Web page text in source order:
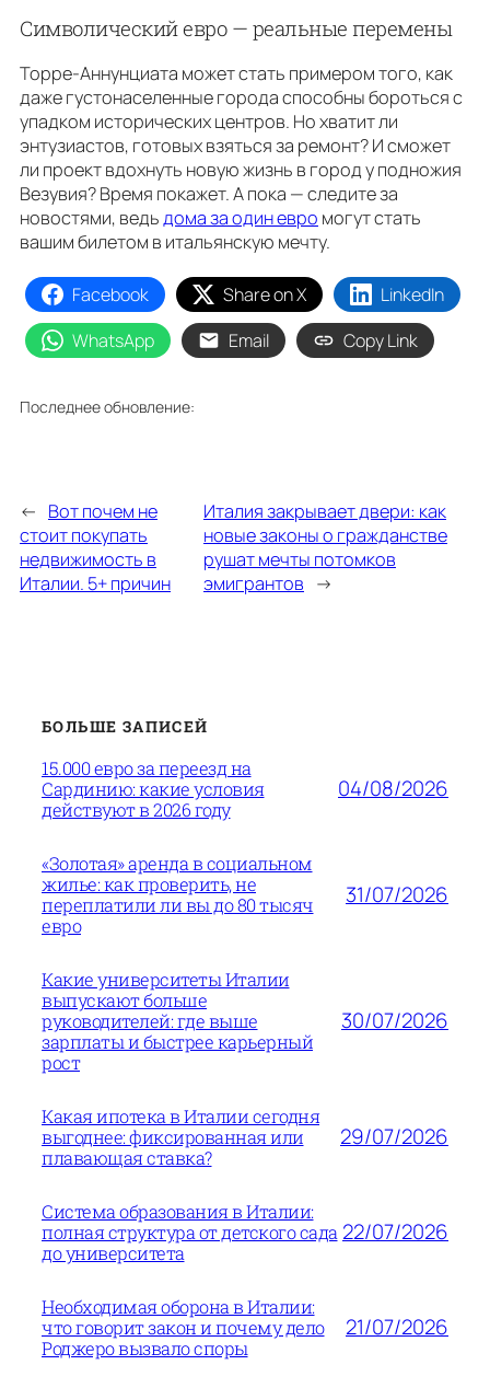
Символический евро — реальные перемены
Торре-Аннунциата может стать примером того, как
даже густонаселенные города способны бороться с
упадком исторических центров. Но хватит ли
энтузиастов, готовых взяться за ремонт? И сможет
ли проект вдохнуть новую жизнь в город у подножия
Везувия? Время покажет. А пока — следите за
новостями, ведьдома за один евро могут стать
вашим билетом в итальянскую мечту.
Facebook Share on X
LinkedIn
WhatsApp
Email Copy Link
Последнее обновление:
← Вот почем не
стоит покупать
недвижимость в
Италии. 5+ причин
Италия закрывает двери: как
новые законы о гражданстве
рушат мечты потомков
эмигрантов →
БОЛЬШЕ ЗАПИСЕЙ
15.000 евро за переезд на
Сардинию: какие условия
действуют в 2026 году
04/08/2026
«Золотая» аренда в социальном
жилье: как проверить, не
переплатили ли вы до 80 тысяч
евро
31/07/2026
Какие университеты Италии
выпускают больше
руководителей: где выше
зарплаты и быстрее карьерный
рост
30/07/2026
Какая ипотека в Италии сегодня
выгоднее: фиксированная или
плавающая ставка?
29/07/2026
Система образования в Италии:
полная структура от детского сада
до университета
22/07/2026
Необходимая оборона в Италии:
что говорит закон и почему дело
Роджеро вызвало споры
21/07/2026